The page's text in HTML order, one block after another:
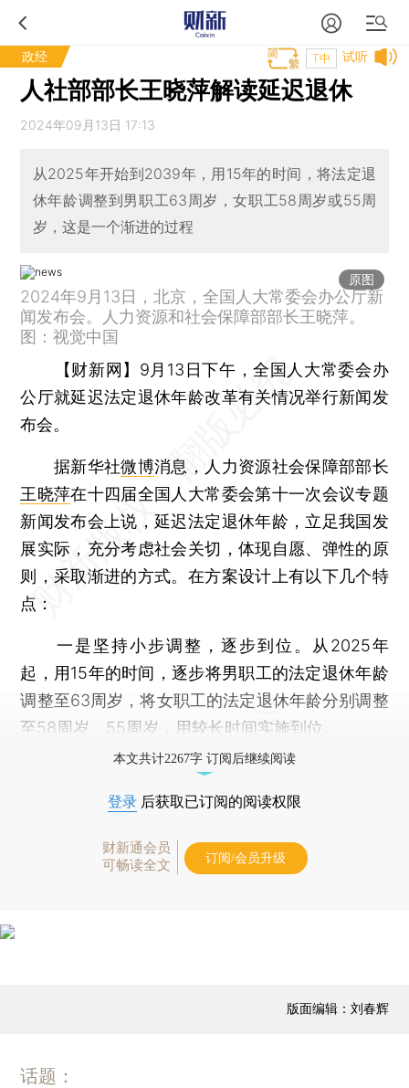
政经 试听
T中
人社部部长王晓萍解读延迟退休
2024年09月13日 17:13
从2025年开始到2039年，用15年的时间，将法定退
休年龄调整到男职工63周岁，女职工58周岁或55周
岁，这是一个渐进的过程
原图
2024年9月13日，北京，全国人大常委会办公厅新
闻发布会。人力资源和社会保障部部长王晓萍。
图：视觉中国
【财新网】 9月13日下午，全国人大常委会办
公厅就延迟法定退休年龄改革有关情况举行新闻发
布会。
据新华社微博消息，人力资源社会保障部部长
王晓萍在十四届全国人大常委会第十一次会议专题
新闻发布会上说，延迟法定退休年龄，立足我国发
展实际，充分考虑社会关切，体现自愿、弹性的原
则，采取渐进的方式。在方案设计上有以下几个特
点：
一是坚持小步调整，逐步到位。从2025年
起，用15年的时间，逐步将男职工的法定退休年龄
调整至63周岁，将女职工的法定退休年龄分别调整
至58周岁、55周岁，用较长时间实施到位。
本文共计2267字 订阅后继续阅读
登录 后获取已订阅的阅读权限
财新通会员
可畅读全文
订阅/会员升级
版面编辑：刘春辉
话题：